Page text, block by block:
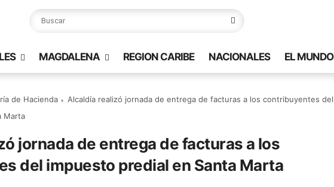
MAGDALENA REGION CARIBE NACIONALES EL MUNDO
de Hacienda
Alcaldía realizó jornada de entrega de facturas a los contribuyentes del
Marta
jornada de entrega de facturas a los
del impuesto predial en Santa Marta